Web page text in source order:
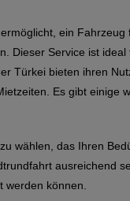
ein
Dieser Service ist
Türkei bieten ihren
Es gibt einige
wählen, das Ihren
ausreichend
können.